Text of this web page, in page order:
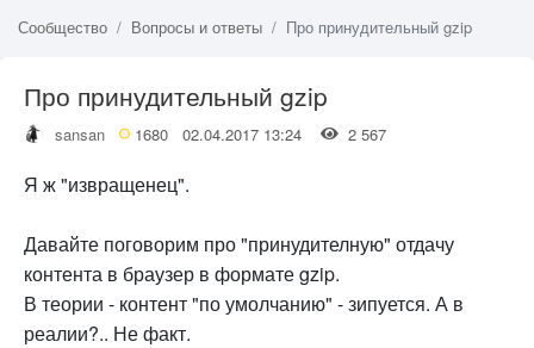
Сообщество Вопросы и ответы Про принудительный gzip
Про принудительный gzip
sansan 1680 02.04.2017 13:24 2 567
Я ж "извращенец".
Давайте поговорим про "принудителную" отдачу
контента в браузер в формате gzip.
В теории - контент "по умолчанию" - зипуется. А в
реалии?.. Не факт.